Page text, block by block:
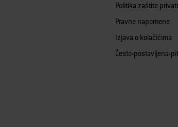
Politika zaštite
Pravne napomene
Izjava o kolačićima
Često-postavljena-